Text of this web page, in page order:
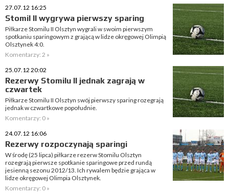
27.07.12 16:25
Stomil II wygrywa pierwszy sparing
Piłkarze Stomilu II Olsztyn wygrali w swoim pierwszym
spotkaniu sparingowym z grającą w lidze okręgowej Olimpią
Olsztynek 4:0.
Komentarzy: 2 »
25.07.12 20:02
Rezerwy Stomilu II jednak zagrają w
czwartek
Piłkarze Stomilu II Olsztyn swój pierwszy sparing rozegrają
jednak w czwartkowe popołudnie.
Komentarzy: 0 »
24.07.12 16:06
Rezerwy rozpoczynają sparingi
W środę (25 lipca) piłkarze rezerw Stomilu Olsztyn
rozegrają pierwsze spotkanie sparingowe przed rundą
jesienną sezonu 2012/13. Ich rywalem będzie grająca w
lidze okręgowej Olimpia Olsztynek.
Komentarzy: 0 »